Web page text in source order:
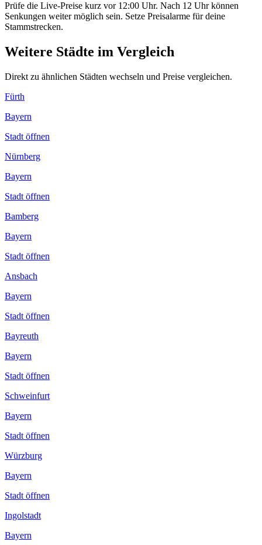
Prüfe die Live-Preise kurz vor 12:00 Uhr. Nach 12 Uhr können
Senkungen weiter möglich sein. Setze Preisalarme für deine
Stammstrecken.
Weitere Städte im Vergleich
Direkt zu ähnlichen Städten wechseln und Preise vergleichen.
Fürth
Bayern
Stadt öffnen
Nürnberg
Bayern
Stadt öffnen
Bamberg
Bayern
Stadt öffnen
Ansbach
Bayern
Stadt öffnen
Bayreuth
Bayern
Stadt öffnen
Schweinfurt
Bayern
Stadt öffnen
Würzburg
Bayern
Stadt öffnen
Ingolstadt
Bayern